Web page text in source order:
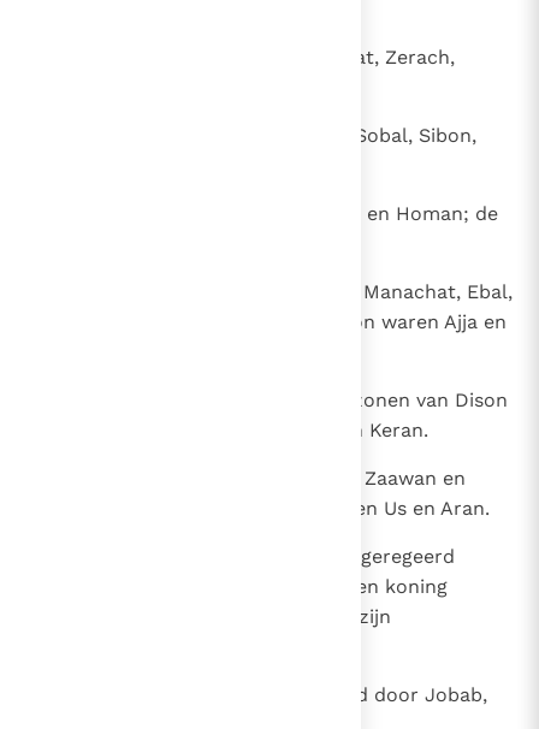
De zonen van Reuel waren Nachat, Zerach,
De zonen van seïr waren Lotan, Sobal, Sibon,
De zonen van Lotan waren Chori en Homan; de
De zonen van Sobal waren Aljan, Manachat, Ebal,
Sefi en Onam. De zonen van Sibon waren Ajja en
De zoon van Ana was Dison. De zonen van Dison
waren Chamran, Esban, Jitran en Keran.
De zonen van Eser waren Bilhan, Zaawan en
Jaakan. De zonen van Disan waren Us en Aran.
Dit zijn de koningen die in Edom geregeerd
hebben, voordat de Israëlieten een koning
hadden. Bela, de zoon van Beor; zijn
Bela werd na zijn dood opgevolgd door Jobab,